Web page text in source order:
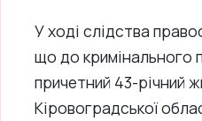
У ході слідства
що до кримінального
причетний 43-річний
Кіровоградської